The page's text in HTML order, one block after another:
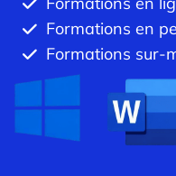
Formations en
Formations sur-